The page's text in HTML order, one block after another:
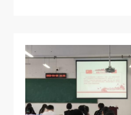
强调了入党前后要保持思想行...